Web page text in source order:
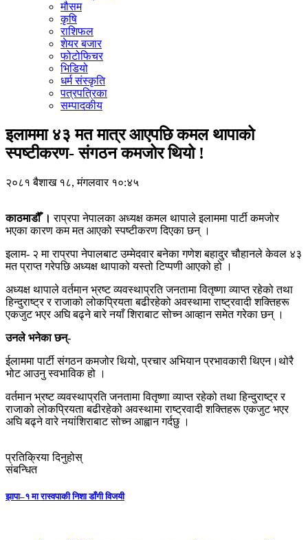
मौसम
कृषि
राशिफल
शेयर बजार
फोटोफिचर
भिडियो
धर्म संस्कृति
पत्रपत्रिका
सम्पादकीय
इलाममा ४३ मत मात्र आएपछि कमल थापाको
स्पष्टीकरण- संगठन कमजोर थियो !
२०८१ बैशाख १८, मंगलवार १०:४५
काठमाडौँ । राप्रपा नेपालका अध्यक्ष कमल थापाले इलाममा पार्टी कमजोर
भएका कारण कम मत आएको स्पष्टीकरण दिएका छन् ।
इलाम- २ मा राप्रपा नेपालबाट उम्मेदवार बनेका गणेश बहादुर चौहानले केवल ४३
मत प्राप्त गरेपछि अध्यक्ष थापाको यस्तो टिप्पणी आएको हो ।
अध्यक्ष थापाले वर्तमान भ्रष्ट व्यवस्थाप्रति जनतामा वितृष्णा व्याप्त रहेको तथा
हिन्दुराष्ट्र र राजाको लोकप्रियता बढीरहेको अवस्थामा राष्ट्रवादी शक्तिहरू
एकजुट भएर अघि बढ्ने बारे नयाँ शिराबाट सोच्न आव्हान समेत गरेका छन् ।
उनले भनेका छन्-
ईलाममा पार्टी संगठन कमजोर थियो, प्रचार अभियान प्रभावकारी थिएन।थोरै
भोट आउनु स्वभाविक हो ।
वर्तमान भ्रष्ट व्यवस्थाप्रति जनतामा वितृष्णा व्याप्त रहेको तथा हिन्दुराष्ट्र र
राजाको लोकप्रियता बढीरहेको अवस्थामा राष्ट्रवादी शक्तिहरू एकजुट भएर
अघि बढ्ने वारे नयांशिराबाट सोच्न आह्वान गर्दछु ।
प्रतिक्रिया दिनुहोस्
संबन्धित
झापा–१ मा रास्वपाकी निशा डाँगी विजयी